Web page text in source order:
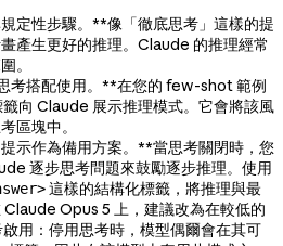
定性步驟。**像「徹底思考」這樣的提
產生更好的推理。Claude 的推理經常
。
考搭配使用。**在您的 few-shot 範例
籤向 Claude 展示推理模式。它會將該風
區塊中。
示作為備用方案。**當思考關閉時，您
逐步思考問題來鼓勵逐步推理。使用
這樣的結構化標籤，將推理與最
Opus 5 上，建議改為在較低的
用：停用思考時，模型偶爾會在其可